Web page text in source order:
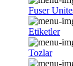
Fuser
Etiketler
Tozlar